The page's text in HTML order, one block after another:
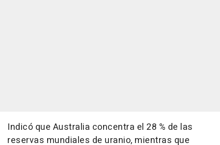
Indicó que Australia concentra el 28 % de las
reservas mundiales de uranio, mientras que